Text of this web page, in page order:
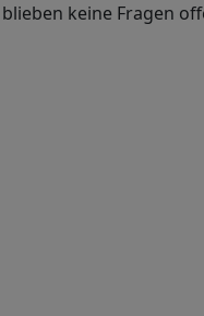
keine Fragen